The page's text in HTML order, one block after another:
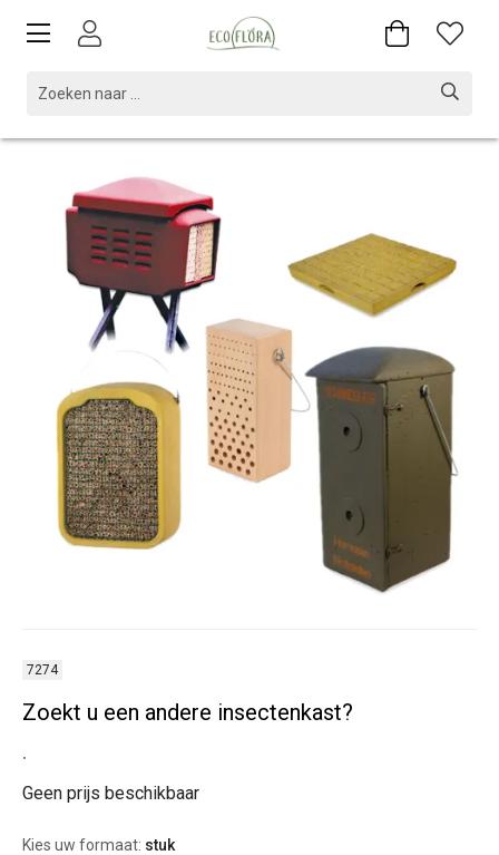
7274
Zoekt u een andere insectenkast?
.
Geen prijs beschikbaar
Kies uw formaat: stuk